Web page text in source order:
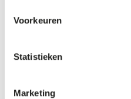
Voorkeuren
Statistieken
Marketing